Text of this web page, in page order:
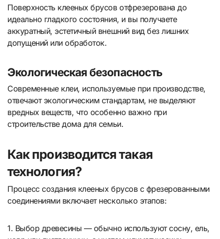
Поверхность клееных брусов отфрезерована до
идеально гладкого состояния, и вы получаете
аккуратный, эстетичный внешний вид без лишних
допущений или обработок.
Экологическая безопасность
Современные клеи, используемые при производстве,
отвечают экологическим стандартам, не выделяют
вредных веществ, что особенно важно при
строительстве дома для семьи.
Как производится такая
технология?
Процесс создания клееных брусов с фрезерованными
соединениями включает несколько этапов:
1. Выбор древесины — обычно используют сосну, ель,